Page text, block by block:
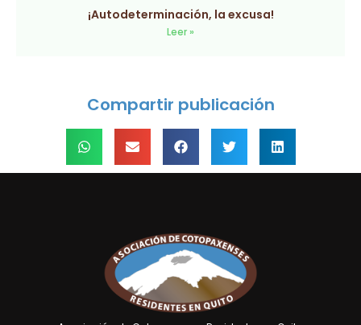
¡Autodeterminación, la excusa!
Leer »
Compartir publicación